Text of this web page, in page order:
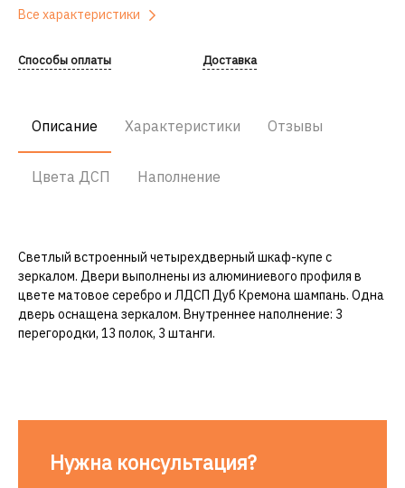
Все характеристики
Способы оплаты Доставка
Описание Характеристики Отзывы
Цвета ДСП Наполнение
Светлый встроенный четырехдверный шкаф-купе с
зеркалом. Двери выполнены из алюминиевого профиля в
цвете матовое серебро и ЛДСП Дуб Кремона шампань. Одна
дверь оснащена зеркалом. Внутреннее наполнение: 3
перегородки, 13 полок, 3 штанги.
Нужна консультация?